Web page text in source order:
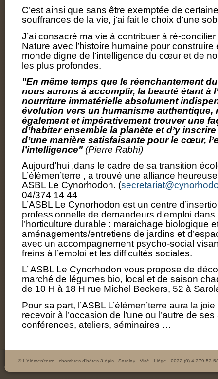
C’est ainsi que sans être exemptée de
souffrances de la vie, j’ai fait le choix d’une
J’ai consacré ma vie à contribuer à ré-concilier
Nature avec l’histoire humaine pour construire
monde digne de l’intelligence du cœur et de
les plus profondes.
"En même temps que le réenchantement
nous aurons à accomplir, la beauté étant à
nourriture immatérielle absolument
évolution vers un humanisme authentique,
également et impérativement trouver une
d’habiter ensemble la planète et d’y
d’une manière satisfaisante pour le cœur,
l’intelligence" (Pierre Rabhi)
Aujourd’hui ,dans le cadre de sa transition
L’élémen’terre , a trouvé une alliance
ASBL Le Cynorhodon. (
04/374 14 44
L’ASBL Le Cynorhodon est un centre
professionnelle de demandeurs d’emploi dans
l’horticulture durable : maraichage biologique
aménagements/entretiens de jardins et
avec un accompagnement psycho-social
freins à l’emploi et les difficultés sociales.
L’ ASBL Le Cynorhodon vous propose de
marché de légumes bio, local et de saison
de 10 H à 18 H rue Michel Beckers, 52 à
Pour sa part, l’ASBL L’élémen’terre aura la
recevoir à l’occasion de l’une ou l’autre de
conférences, ateliers, séminaires …
© L'élémen'terre - chambres d'hôtes 3 épis - Sarolay - Visé - Liège - 0032 (0) 4